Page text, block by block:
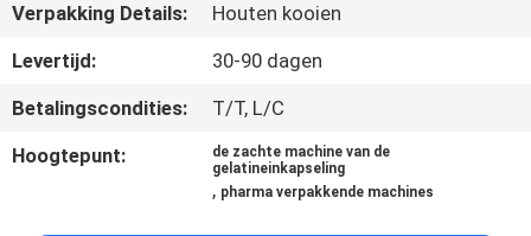
KWALITEITSCONTROLE
NIEUWS
VRAAG
Verpakking Details:
Houten kooien
Levertijd:
30-90 dagen
Betalingscondities:
T/T, L/C
Hoogtepunt:
de zachte machine van de
gelatineinkapseling
, pharma verpakkende machines